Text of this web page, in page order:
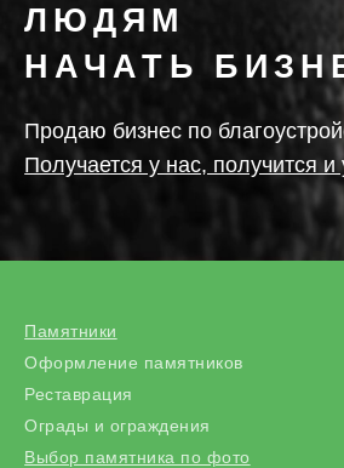
ЛЮДЯМ
НАЧАТЬ
Продаю бизнес по
Получается у нас, получится и
Памятники
Оформление памятников
Реставрация
Ограды и ограждения
Выбор памятника по фото